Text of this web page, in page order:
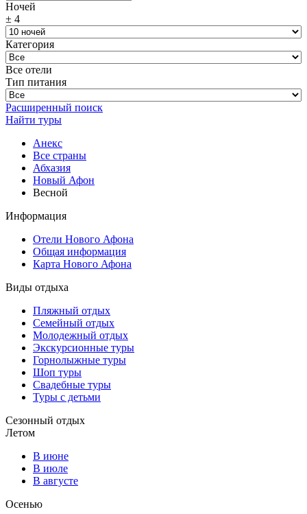
Ночей
± 4
Категория
Все отели
Тип питания
Расширенный поиск
Найти туры
Анекс
Все страны
Абхазия
Новый Афон
Весной
Информация
Отели Нового Афона
Общая информация
Карта Нового Афона
Виды отдыха
Пляжный отдых
Семейный отдых
Молодежный отдых
Экскурсионные туры
Горнолыжные туры
Шоп туры
Свадебные туры
Туры с детьми
Сезонный отдых
Летом
В июне
В июле
В августе
Осенью